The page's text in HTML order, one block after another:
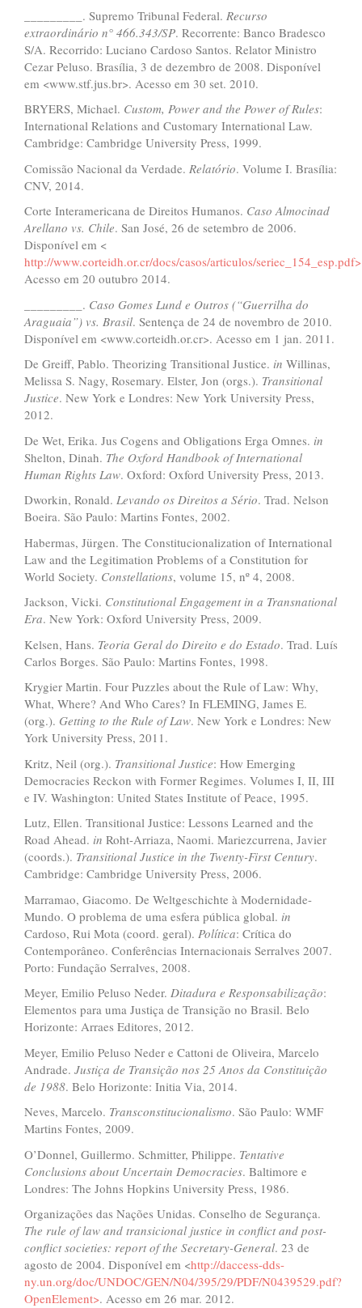
_________. Supremo Tribunal Federal. Recurso
extraordinário n° 466.343/SP. Recorrente: Banco Bradesco
S/A. Recorrido: Luciano Cardoso Santos. Relator Ministro
Cezar Peluso. Brasília, 3 de dezembro de 2008. Disponível
em <www.stf.jus.br>. Acesso em 30 set. 2010.
BRYERS, Michael. Custom, Power and the Power of Rules:
International Relations and Customary International Law.
Cambridge: Cambridge University Press, 1999.
Comissão Nacional da Verdade. Relatório. Volume I. Brasília:
CNV, 2014.
Corte Interamericana de Direitos Humanos. Caso Almocinad
Arellano vs. Chile. San José, 26 de setembro de 2006.
Disponível em <
http://www.corteidh.or.cr/docs/casos/articulos/seriec_154_esp.pdf>
Acesso em 20 outubro 2014.
_________. Caso Gomes Lund e Outros (“Guerrilha do
Araguaia”) vs. Brasil. Sentença de 24 de novembro de 2010.
Disponível em <www.corteidh.or.cr>. Acesso em 1 jan. 2011.
De Greiff, Pablo. Theorizing Transitional Justice. in Willinas,
Melissa S. Nagy, Rosemary. Elster, Jon (orgs.). Transitional
Justice. New York e Londres: New York University Press,
2012.
De Wet, Erika. Jus Cogens and Obligations Erga Omnes. in
Shelton, Dinah. The Oxford Handbook of International
Human Rights Law. Oxford: Oxford University Press, 2013.
Dworkin, Ronald. Levando os Direitos a Sério. Trad. Nelson
Boeira. São Paulo: Martins Fontes, 2002.
Habermas, Jürgen. The Constitucionalization of International
Law and the Legitimation Problems of a Constitution for
World Society. Constellations, volume 15, nº 4, 2008.
Jackson, Vicki. Constitutional Engagement in a Transnational
Era. New York: Oxford University Press, 2009.
Kelsen, Hans. Teoria Geral do Direito e do Estado. Trad. Luís
Carlos Borges. São Paulo: Martins Fontes, 1998.
Krygier Martin. Four Puzzles about the Rule of Law: Why,
What, Where? And Who Cares? In FLEMING, James E.
(org.). Getting to the Rule of Law. New York e Londres: New
York University Press, 2011.
Kritz, Neil (org.). Transitional Justice: How Emerging
Democracies Reckon with Former Regimes. Volumes I, II, III
e IV. Washington: United States Institute of Peace, 1995.
Lutz, Ellen. Transitional Justice: Lessons Learned and the
Road Ahead. in Roht-Arriaza, Naomi. Mariezcurrena, Javier
(coords.). Transitional Justice in the Twenty-First Century.
Cambridge: Cambridge University Press, 2006.
Marramao, Giacomo. De Weltgeschichte à Modernidade-
Mundo. O problema de uma esfera pública global. in
Cardoso, Rui Mota (coord. geral). Política: Crítica do
Contemporâneo. Conferências Internacionais Serralves 2007.
Porto: Fundação Serralves, 2008.
Meyer, Emilio Peluso Neder. Ditadura e Responsabilização:
Elementos para uma Justiça de Transição no Brasil. Belo
Horizonte: Arraes Editores, 2012.
Meyer, Emilio Peluso Neder e Cattoni de Oliveira, Marcelo
Andrade. Justiça de Transição nos 25 Anos da Constituição
de 1988. Belo Horizonte: Initia Via, 2014.
Neves, Marcelo. Transconstitucionalismo. São Paulo: WMF
Martins Fontes, 2009.
O’Donnel, Guillermo. Schmitter, Philippe. Tentative
Conclusions about Uncertain Democracies. Baltimore e
Londres: The Johns Hopkins University Press, 1986.
Organizações das Nações Unidas. Conselho de Segurança.
The rule of law and transicional justice in conflict and post-
conflict societies: report of the Secretary-General. 23 de
agosto de 2004. Disponível em <http://daccess-dds-
ny.un.org/doc/UNDOC/GEN/N04/395/29/PDF/N0439529.pdf?
OpenElement>. Acesso em 26 mar. 2012.